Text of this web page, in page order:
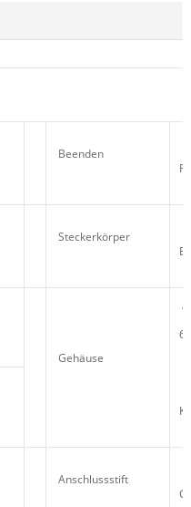
Beenden
Steckerkörper
Gehäuse
Anschlussstift